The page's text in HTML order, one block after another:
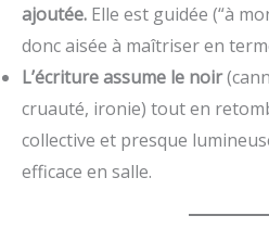
ajoutée. Elle est guidée (“à
donc aisée à maîtriser en
L’écriture assume le noir
cruauté, ironie) tout en
collective et presque
efficace en salle.